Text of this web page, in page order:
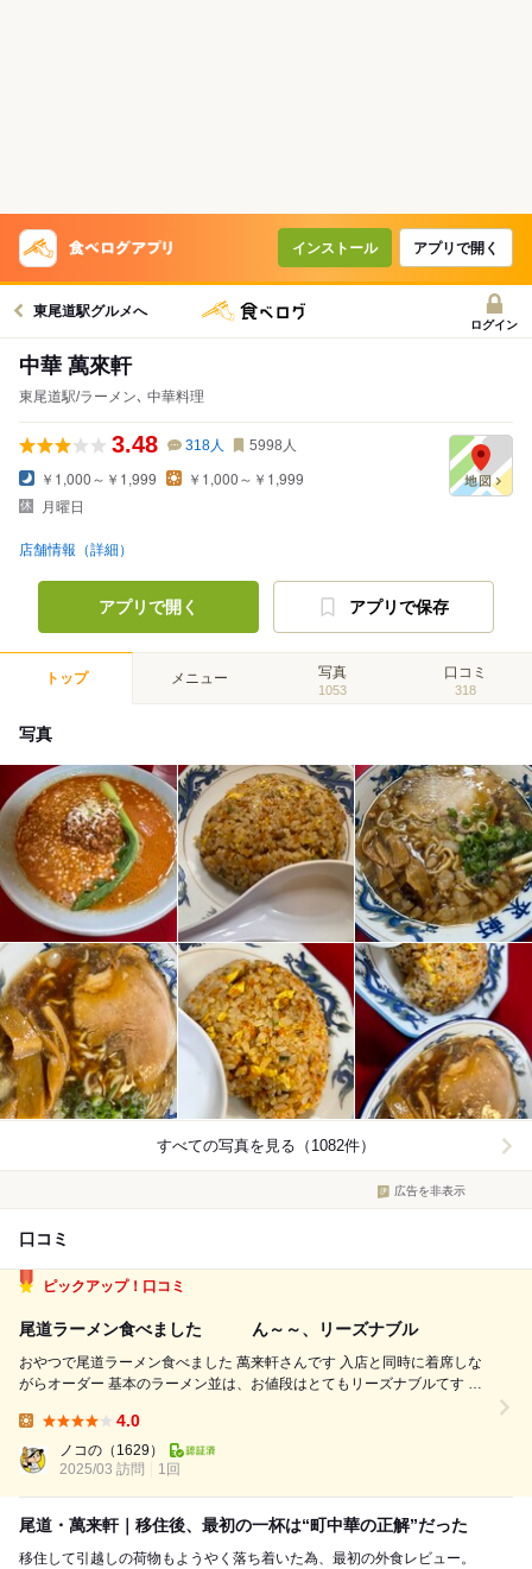
インストール アプリで開く
東尾道駅グルメへ
ログイン
中華 萬來軒
東尾道駅/ラーメン､ 中華料理
3.48 318人 5998 人
￥1,000～￥1,999
￥1,000～￥1,999
月曜日
店舗情報（詳細）
アプリで開く アプリで保存
トップ メニュー 写真
1053
口コミ
318
写真
すべての写真を見る（1082件）
広告を非表示
口コミ
ピックアップ！口コミ
尾道ラーメン食べました ん～～、リーズナブル
おやつで尾道ラーメン食べました 萬来軒さんです 入店と同時に着席しな
がらオーダー 基本のラーメン並は、お値段はとてもリーズナブルてす 間
しょう これじゃなきゃね でも麺が変わった？ 久しぶりの萬来軒さんで
す...
4.0
ノコの （1629）
2025/03 訪問
1回
尾道・萬来軒｜移住後、最初の一杯は“町中華の正解”だった
移住して引越しの荷物もようやく落ち着いた為、最初の外食レビュー。